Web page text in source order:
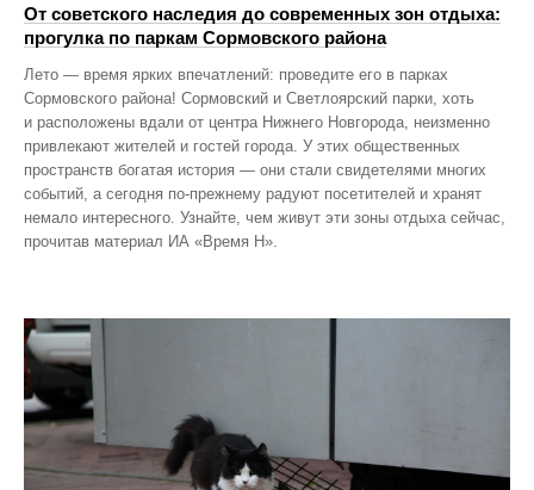
От советского наследия до современных зон отдыха:
прогулка по паркам Сормовского района
Лето — время ярких впечатлений: проведите его в парках
Сормовского района! Сормовский и Светлоярский парки, хоть
и расположены вдали от центра Нижнего Новгорода, неизменно
привлекают жителей и гостей города. У этих общественных
пространств богатая история — они стали свидетелями многих
событий, а сегодня по‑прежнему радуют посетителей и хранят
немало интересного. Узнайте, чем живут эти зоны отдыха сейчас,
прочитав материал ИА «Время Н».